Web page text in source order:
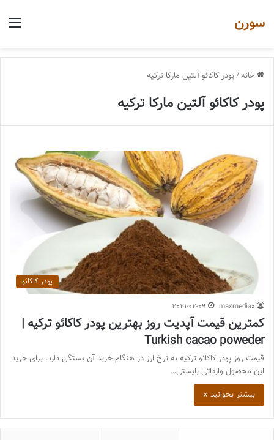
سورن
خانه/پودر کاکائو آلتین مارکا ترکیه
پودر کاکائو آلتین مارکا ترکیه
پودر کاکائو
maxmediax
2021-02-09
کمترین قیمت آپدیت روز بهترین پودر کاکائو ترکیه |
Turkish cacao poweder
قیمت روز پودر کاکائو ترکیه به نرخ ارز در هنگام خرید آن بستگی دارد. برای خرید
این محصول وارداتی بایستی…
بیشتر بخوانید »